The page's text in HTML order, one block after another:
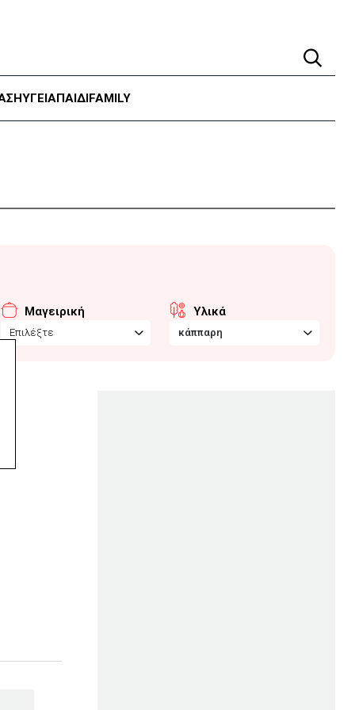
ΥΓΕΊΑΠΑΙΔΙFAMILY
Μαγειρική
Επιλέξτε
Υλικά
κάππαρη